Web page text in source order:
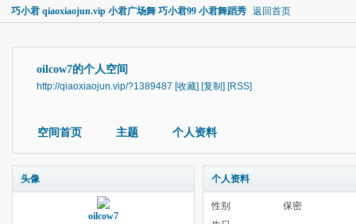
巧小君 qiaoxiaojun.vip 小君广场舞 巧小君99 小君舞蹈秀 返回首页
oilcow7的个人空间
http://qiaoxiaojun.vip/?1389487 [收藏] [复制] [RSS]
空间首页 主题 个人资料
头像
oilcow7
个人资料
性别
保密